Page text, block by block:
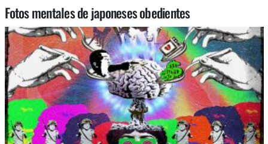
Fotos mentales de japoneses obedientes